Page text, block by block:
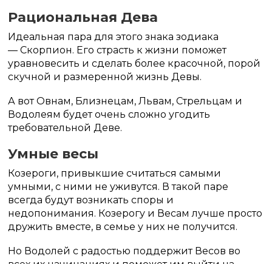
Рациональная Дева
Идеальная пара для этого знака зодиака
— Скорпион. Его страсть к жизни поможет
уравновесить и сделать более красочной, порой
скучной и размеренной жизнь Девы.
А вот Овнам, Близнецам, Львам, Стрельцам и
Водолеям будет очень сложно угодить
требовательной Деве.
Умные весы
Козероги, привыкшие считаться самыми
умными, с ними не уживутся. В такой паре
всегда будут возникать споры и
недопонимания. Козерогу и Весам лучше просто
дружить вместе, в семье у них не получится.
Но Водолей с радостью поддержит Весов во